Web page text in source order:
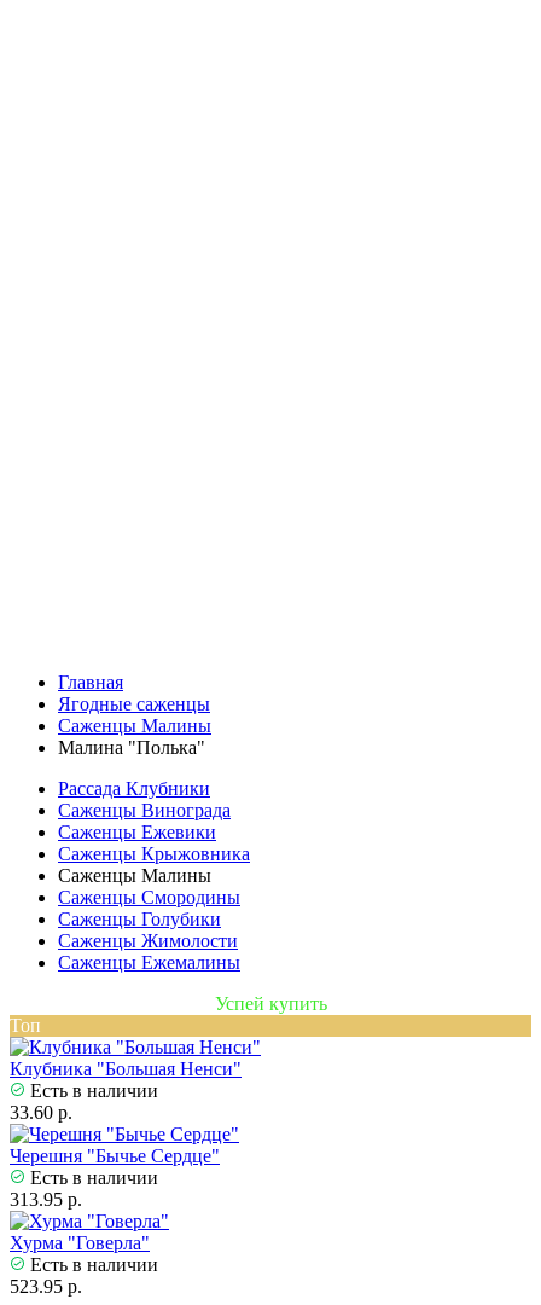
Главная
Ягодные саженцы
Саженцы Малины
Малина "Полька"
Рассада Клубники
Саженцы Винограда
Саженцы Ежевики
Саженцы Крыжовника
Саженцы Малины
Саженцы Смородины
Саженцы Голубики
Саженцы Жимолости
Саженцы Ежемалины
Успей купить
Топ
Клубника "Большая Ненси"
Есть в наличии
33.60 р.
Черешня "Бычье Сердце"
Есть в наличии
313.95 р.
Хурма "Говерла"
Есть в наличии
523.95 р.